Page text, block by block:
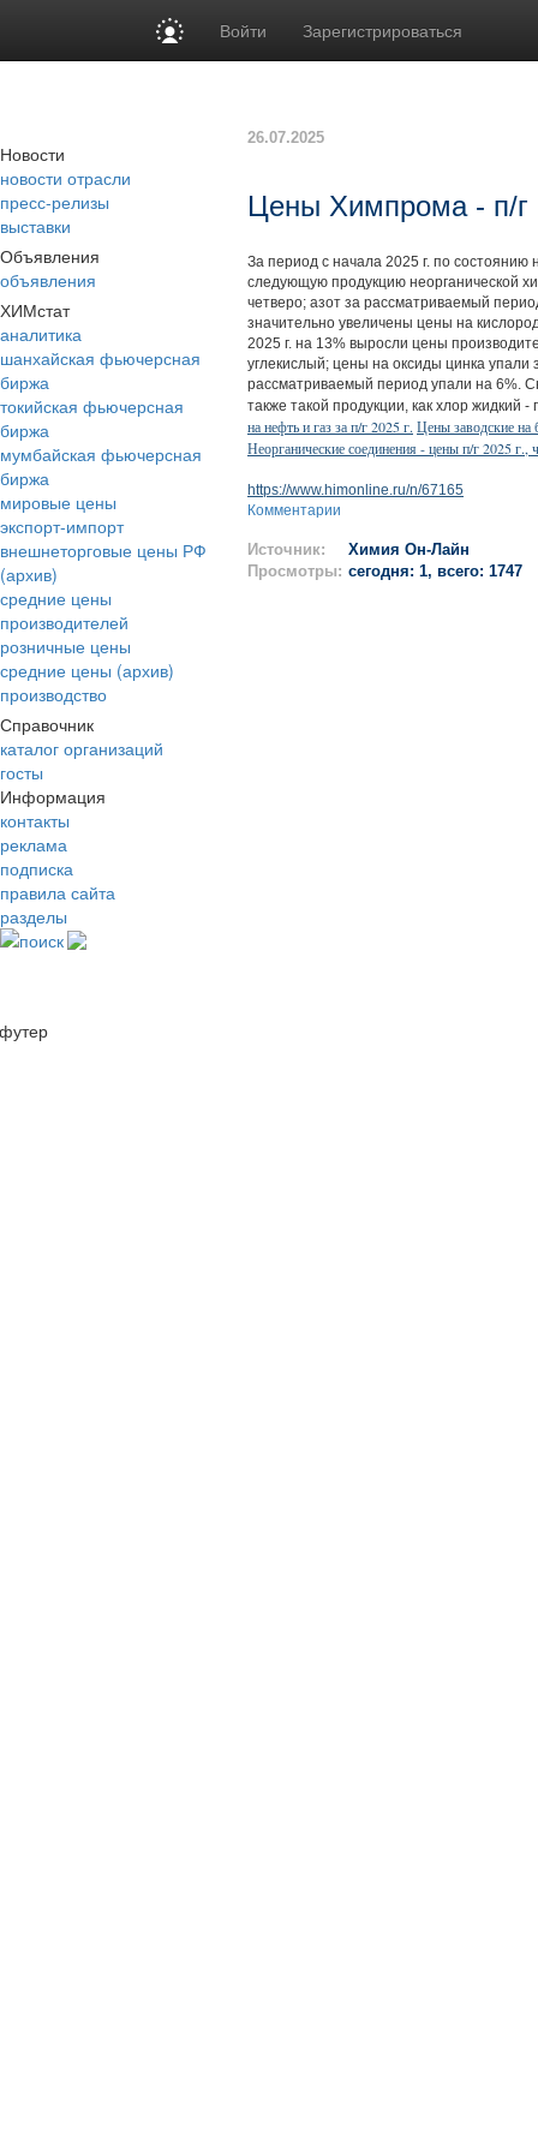
Войти Зарегистрироваться
Новости
новости отрасли
пресс-релизы
выставки
Объявления
объявления
ХИМстат
аналитика
шанхайская фьючерсная
биржа
токийская фьючерсная
биржа
мумбайская фьючерсная
биржа
мировые цены
экспорт-импорт
внешнеторговые цены РФ
(архив)
средние цены
производителей
розничные цены
средние цены (архив)
производство
Справочник
каталог организаций
госты
Информация
контакты
реклама
подписка
правила сайта
разделы
поиск
26.07.2025
Цены Химпрома - п/г
За период с начала 2025 г. по
следующую продукцию неорганической
четверо; азот за рассматриваемый
значительно увеличены цены на
2025 г. на 13% выросли цены
углекислый; цены на оксиды цинка упали
рассматриваемый период упали на 6%.
также такой продукции, как хлор жидкий
на нефть и газ за п/г 2025 г. Цены заводские на
Неорганические соединения - цены п/г 2025 г.,
https://www.himonline.ru/n/67165
Комментарии
Источник:
Химия Он-Лайн
Просмотры: сегодня: 1, всего: 1747
футер